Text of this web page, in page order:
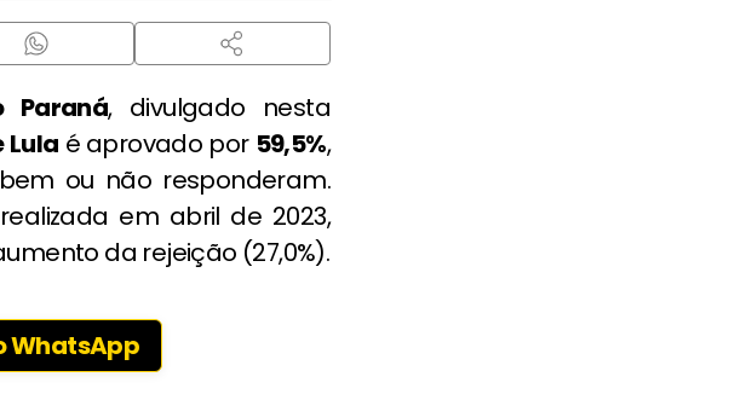
Paraná, divulgado nesta
Lula é aprovado por 59,5%,
ou não responderam.
em abril de 2023,
da rejeição (27,0%).
WhatsApp